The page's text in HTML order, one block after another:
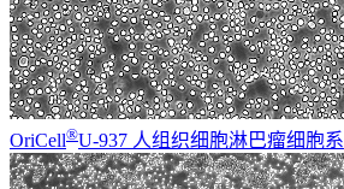
OriCell®U-937 人组织细胞淋巴瘤细胞系